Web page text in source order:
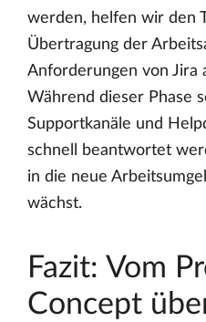
werden, helfen wir den
Übertragung der
Anforderungen von Jira
Während dieser Phase
Supportkanäle und
schnell beantwortet
in die neue
wächst.
Fazit: Vom
Concept